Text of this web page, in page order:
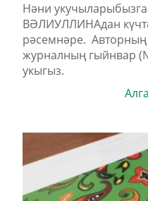
Нәни
ВӘЛИУЛЛИНАдан
рәсемнәре.
журналның гыйнвар
укыгыз.